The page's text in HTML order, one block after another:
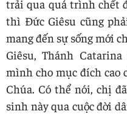
trải qua quá trình chết
thì Đức Giêsu cũng
mang đến sự sống mới
Giêsu, Thánh
mình cho mục đích cao
Chúa. Có thể nói, chị
sinh này qua cuộc đời